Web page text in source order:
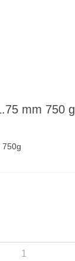
mm 750 g
750g